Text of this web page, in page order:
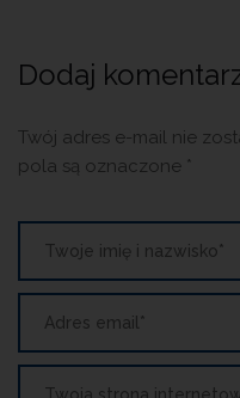
Dodaj
Twój adres e-mail nie
pola są oznaczone *